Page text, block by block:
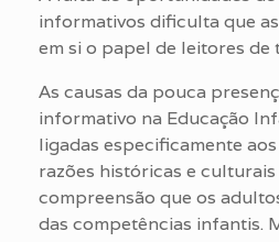
informativos dificulta que
em si o papel de leitores de
As causas da pouca
informativo na Educação
ligadas especificamente
razões históricas e
compreensão que os
das competências infantis.